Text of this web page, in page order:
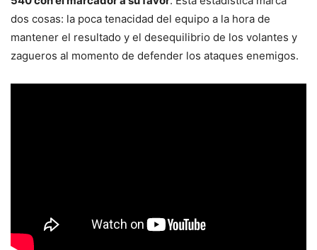
dos cosas: la poca tenacidad del equipo a la hora de
mantener el resultado y el desequilibrio de los volantes y
zagueros al momento de defender los ataques enemigos.